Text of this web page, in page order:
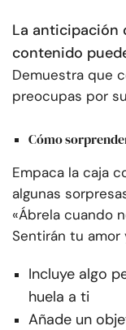
La anticipación
contenido
Demuestra que
preocupas por
Cómo
Empaca la caja
algunas
«Ábrela cuando
Sentirán tu amor
Incluye algo
huela a ti
Añade un